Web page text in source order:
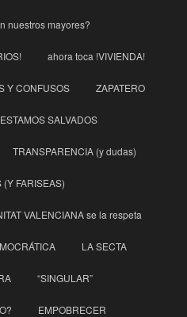
nuestros mayores?
ahora toca !VIVIENDA!
Y CONFUSOS ZAPATERO
SALVADOS
TRANSPARENCIA (y dudas)
(Y FARISEAS)
VALENCIANA se la respeta
LA SECTA
“SINGULAR”
EMPOBRECER